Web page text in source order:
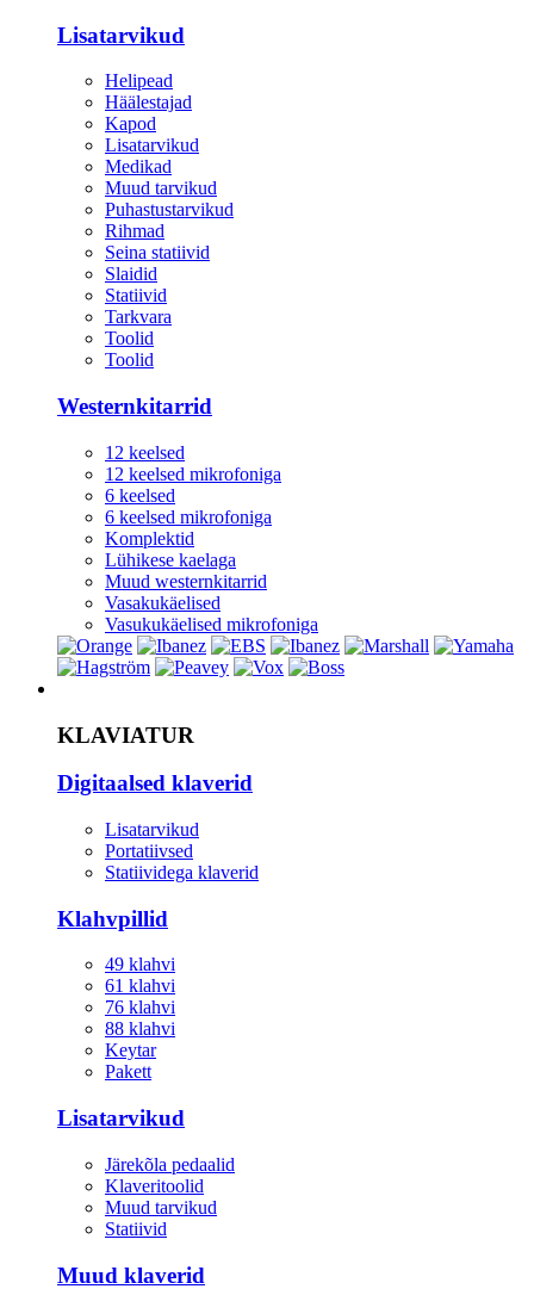
Lisatarvikud
Helipead
Häälestajad
Kapod
Lisatarvikud
Medikad
Muud tarvikud
Puhastustarvikud
Rihmad
Seina statiivid
Slaidid
Statiivid
Tarkvara
Toolid
Toolid
Westernkitarrid
12 keelsed
12 keelsed mikrofoniga
6 keelsed
6 keelsed mikrofoniga
Komplektid
Lühikese kaelaga
Muud westernkitarrid
Vasakukäelised
Vasukukäelised mikrofoniga
KLAVIATUR
Digitaalsed klaverid
Lisatarvikud
Portatiivsed
Statiividega klaverid
Klahvpillid
49 klahvi
61 klahvi
76 klahvi
88 klahvi
Keytar
Pakett
Lisatarvikud
Järekõla pedaalid
Klaveritoolid
Muud tarvikud
Statiivid
Muud klaverid